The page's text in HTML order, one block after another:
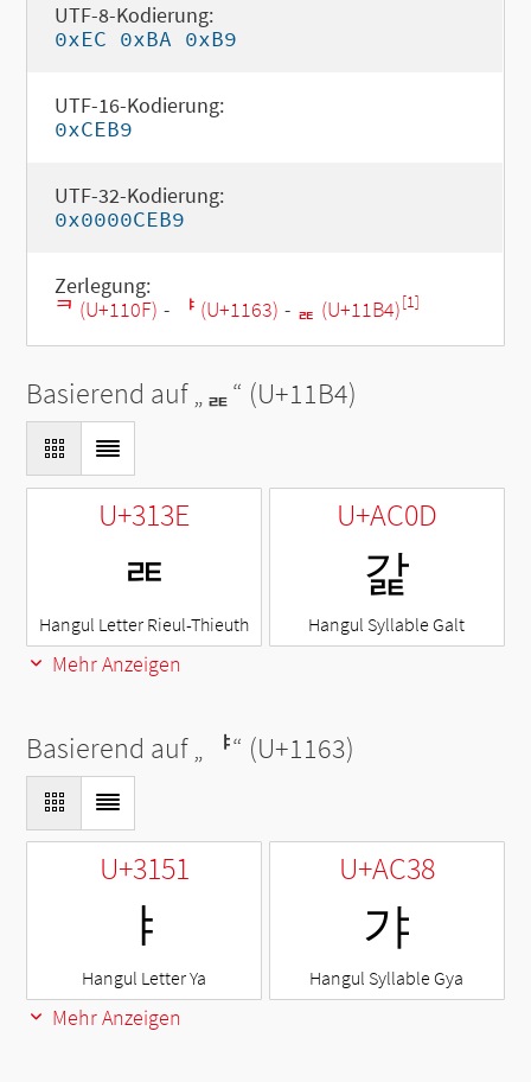
UTF-8-Kodierung:
0xEC 0xBA 0xB9
UTF-16-Kodierung:
0xCEB9
UTF-32-Kodierung:
0x0000CEB9
Zerlegung:
ᄏ (U+110F) - ᅣ (U+1163) - ᆴ (U+11B4)[1]
Basierend auf „ᆴ“ (U+11B4)
U+313E
ㄾ
Hangul Letter Rieul-Thieuth
U+AC0D
갍
Hangul Syllable Galt
Mehr Anzeigen
Basierend auf „ ᅣ“ (U+1163)
U+3151
ㅑ
Hangul Letter Ya
U+AC38
갸
Hangul Syllable Gya
Mehr Anzeigen